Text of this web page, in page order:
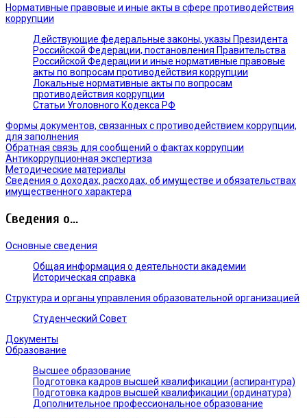
Нормативные правовые и иные акты в сфере противодействия
коррупции
Действующие федеральные законы, указы Президента
Российской Федерации, постановления Правительства
Российской Федерации и иные нормативные правовые
акты по вопросам противодействия коррупции
Локальные нормативные акты по вопросам
противодействия коррупции
Статьи Уголовного Кодекса РФ
Формы документов, связанных с противодействием коррупции,
для заполнения
Обратная связь для сообщений о фактах коррупции
Антикоррупционная экспертиза
Методические материалы
Сведения о доходах, расходах, об имуществе и обязательствах
имущественного характера
Сведения о...
Основные сведения
Общая информация о деятельности академии
Историческая справка
Структура и органы управления образовательной организацией
Студенческий Совет
Документы
Образование
Высшее образование
Подготовка кадров высшей квалификации (аспирантура)
Подготовка кадров высшей квалификации (ординатура)
Дополнительное профессиональное образование